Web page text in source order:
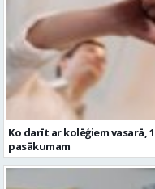
Ko darīt ar kolēģiem vasarā,
pasākumam